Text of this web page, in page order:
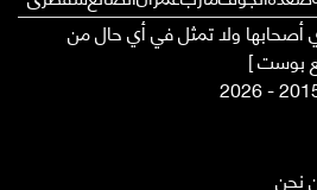
أصحابها ولا تمثل في أي حال من
بوست ]
نحن